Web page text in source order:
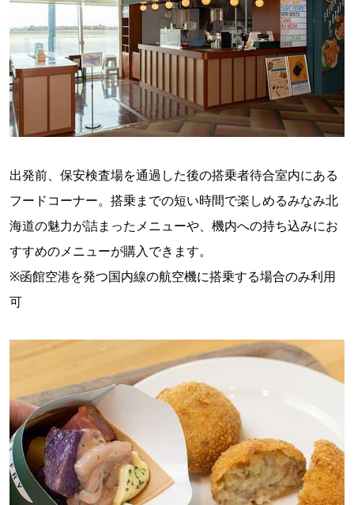
出発前、保安検査場を通過した後の搭乗者待合室内にある
フードコーナー。搭乗までの短い時間で楽しめるみなみ北
海道の魅力が詰まったメニューや、機内への持ち込みにお
すすめのメニューが購入できます。
※函館空港を発つ国内線の航空機に搭乗する場合のみ利用
可